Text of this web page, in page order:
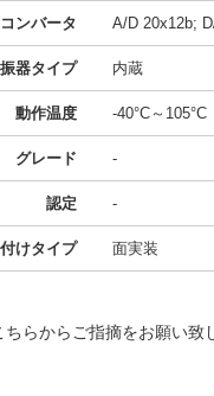
ンバータ A/D 20x12b;
器タイプ 内蔵
動作温度 -40°C～105°C
グレード -
認定 -
けタイプ 面実装
らからご指摘をお願い致